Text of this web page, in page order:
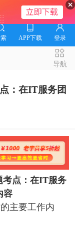
APP下载 登录
导航
：在IT服务团
考点：在IT服务
容
主要工作内